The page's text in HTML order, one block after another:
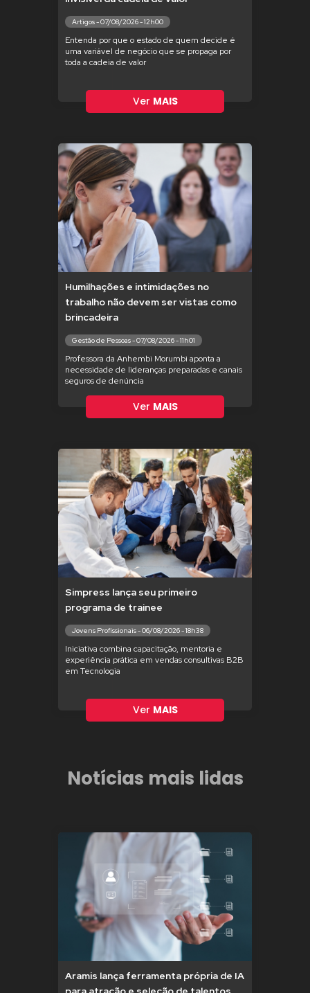
Artigos - 07/08/2026 - 12h00
Entenda por que o estado de quem decide é
uma variável de negócio que se propaga por
toda a cadeia de valor
Ver MAIS
Humilhações e intimidações no
trabalho não devem ser vistas como
brincadeira
Gestão de Pessoas - 07/08/2026 - 11h01
Professora da Anhembi Morumbi aponta a
necessidade de lideranças preparadas e canais
seguros de denúncia
Ver MAIS
Simpress lança seu primeiro
programa de trainee
Jovens Profissionais - 06/08/2026 - 18h38
Iniciativa combina capacitação, mentoria e
experiência prática em vendas consultivas B2B
em Tecnologia
Ver MAIS
Notícias mais lidas
Aramis lança ferramenta própria de IA